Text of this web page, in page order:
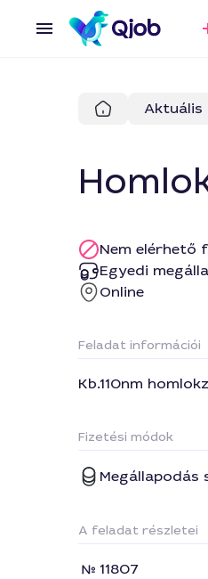
Nem elérhető
Egyedi
Online
Feladat információi
Kb.110nm
Fizetési módok
Megállapodás
A feladat részletei
11807